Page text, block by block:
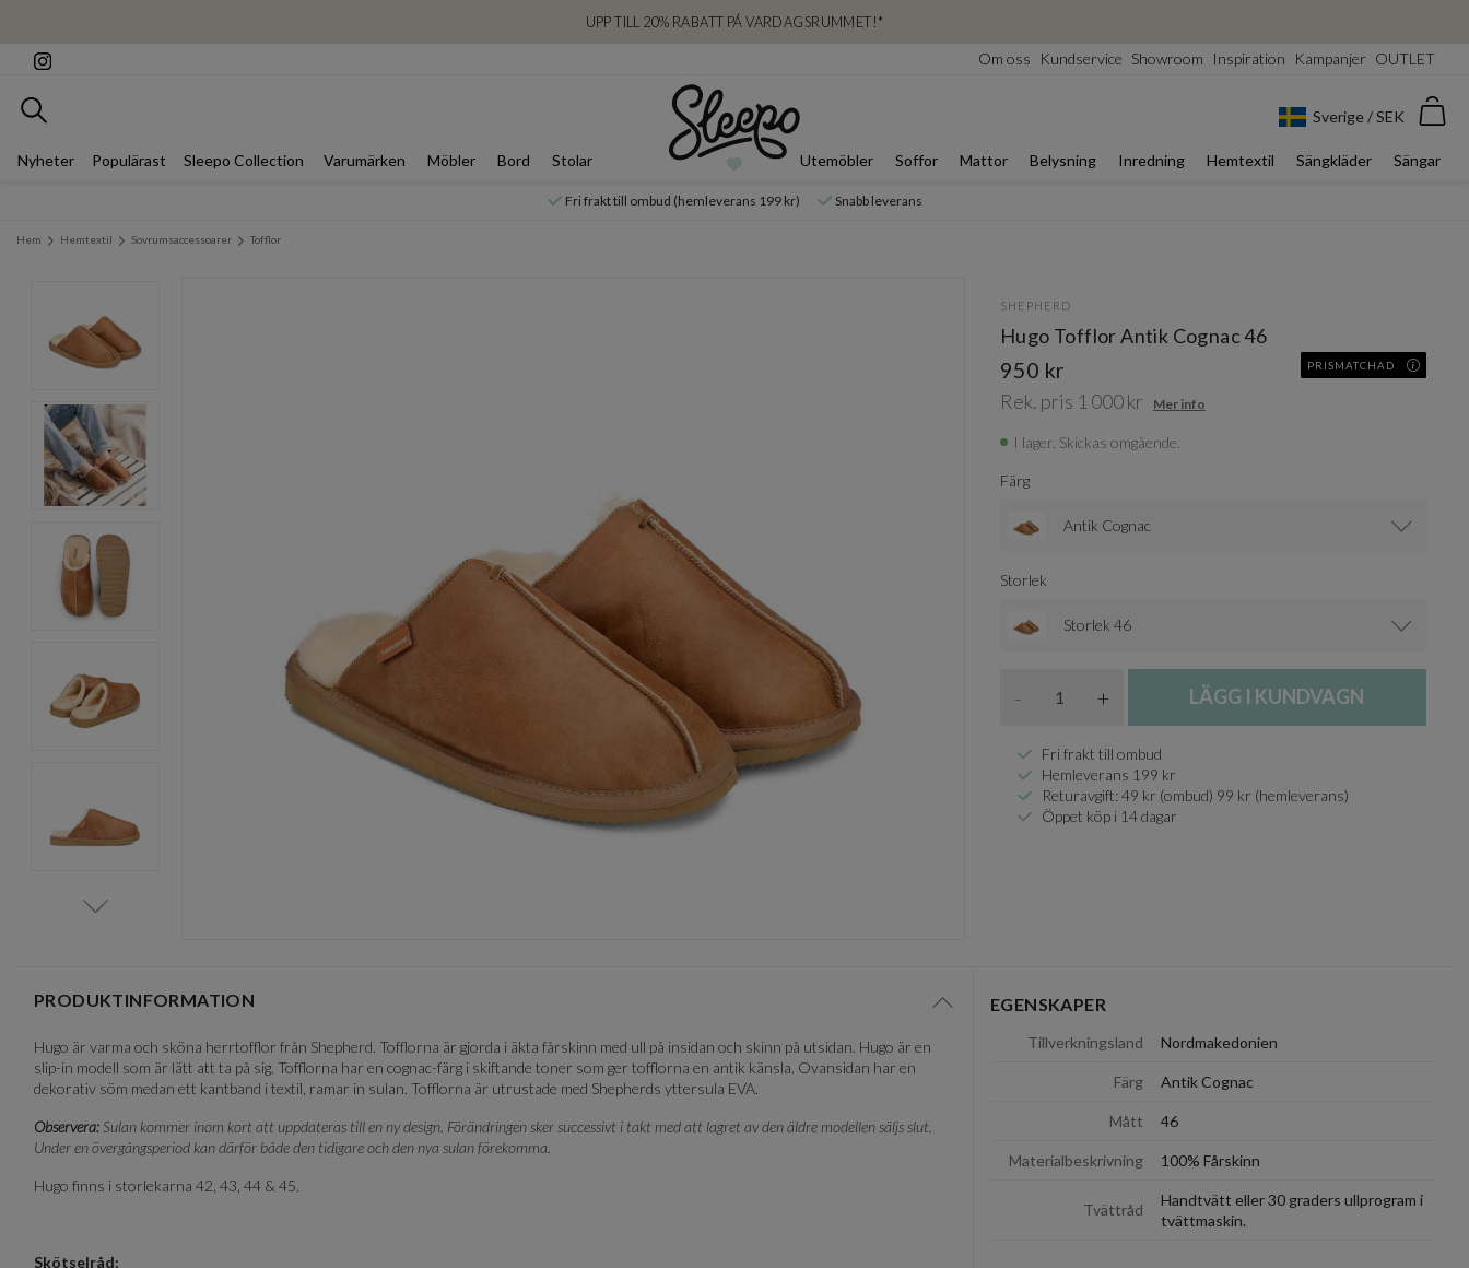
UPP TILL 20% RABATT PÅ VARDAGSRUMMET!*
Om oss Kundservice Showroom Inspiration Kampanjer OUTLET
Sök Sverige / SEK
Nyheter Populärast Sleepo Collection Varumärken Möbler Bord Stolar Utemöbler Soffor Mattor Belysning Inredning Hemtextil Sängkläder Sängar
Fri frakt till ombud (hemleverans 199 kr) Snabb leverans
Hem Hemtextil Sovrumsaccessoarer Tofflor
Item
5
SHEPHERD
Hugo Tofflor Antik Cognac 46
950 kr PRISMATCHAD
Rek. pris 1 000 kr Mer info
I lager. Skickas omgående.
Färg
Antik Cognac
Storlek
Storlek 46
- + LÄGG I KUNDVAGN
Fri frakt till ombud
Hemleverans 199 kr
Returavgift: 49 kr (ombud) 99 kr (hemleverans)
Öppet köp i 14 dagar
PRODUKTINFORMATION
Visa/dölj
Hugo är varma och sköna herrtofflor från Shepherd. Tofflorna är gjorda i äkta fårskinn med ull på insidan och skinn på utsidan. Hugo är en
slip-in modell som är lätt att ta på sig. Tofflorna har en cognac-färg i skiftande toner som ger tofflorna en antik känsla. Ovansidan har en
dekorativ söm medan ett kantband i textil, ramar in sulan. Tofflorna är utrustade med Shepherds yttersula EVA.
Observera:Sulan kommer inom kort att uppdateras till en ny design. Förändringen sker successivt i takt med att lagret av den äldre modellen säljs slut.
Under en övergångsperiod kan därför både den tidigare och den nya sulan förekomma.
Hugo finns i storlekarna 42, 43, 44 & 45.
Skötselråd:
EGENSKAPER
Tillverkningsland Nordmakedonien
Färg Antik Cognac
Mått 46
Materialbeskrivning 100% Fårskinn
Tvättråd
Handtvätt eller 30 graders ullprogram i
tvättmaskin.